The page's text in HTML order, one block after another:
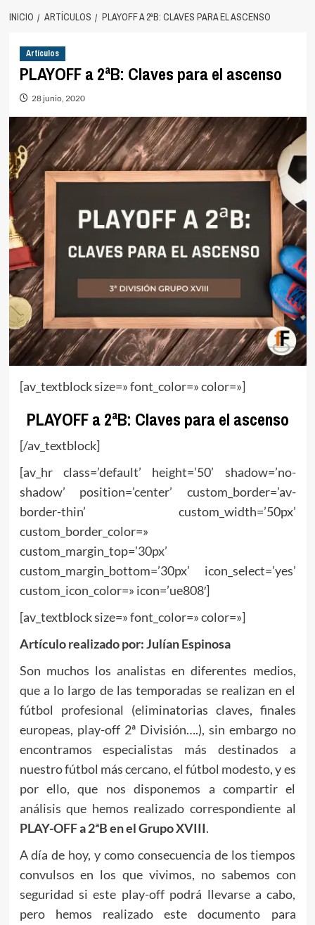
INICIO ARTÍCULOS PLAYOFF A 2ªB: CLAVES PARA EL ASCENSO
Artículos
PLAYOFF a 2ªB: Claves para el ascenso
28 junio, 2020
[av_textblock size=» font_color=» color=»]
PLAYOFF a 2ªB: Claves para el ascenso
[/av_textblock]
[av_hr class=’default’ height=’50’ shadow=’no-
shadow’ position=’center’ custom_border=’av-
border-thin’ custom_width=’50px’
custom_border_color=»
custom_margin_top=’30px’
custom_margin_bottom=’30px’ icon_select=’yes’
custom_icon_color=» icon=’ue808′]
[av_textblock size=» font_color=» color=»]
Artículo realizado por: Julían Espinosa
Son muchos los analistas en diferentes medios,
que a lo largo de las temporadas se realizan en el
fútbol profesional (eliminatorias claves, finales
europeas, play-off 2ª División….), sin embargo no
encontramos especialistas más destinados a
nuestro fútbol más cercano, el fútbol modesto, y es
por ello, que nos disponemos a compartir el
análisis que hemos realizado correspondiente al
PLAY-OFF a 2ªB en el Grupo XVIII.
A día de hoy, y como consecuencia de los tiempos
convulsos en los que vivimos, no sabemos con
seguridad si este play-off podrá llevarse a cabo,
pero hemos realizado este documento para